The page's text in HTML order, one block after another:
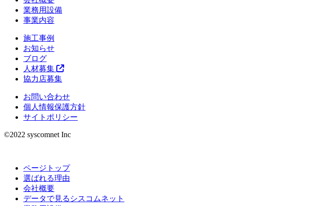
業務用設備
事業内容
施工事例
お知らせ
ブログ
人材募集
協力店募集
お問い合わせ
個人情報保護方針
サイトポリシー
©︎2022 syscomnet Inc
ページトップ
選ばれる理由
会社概要
データで見るシスコムネット